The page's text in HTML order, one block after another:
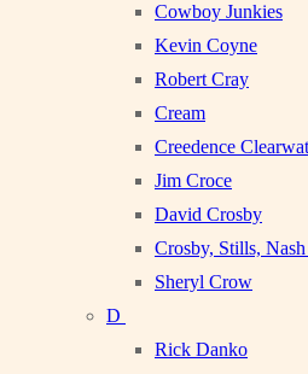
Cowboy Junkies
Kevin Coyne
Robert Cray
Cream
Creedence
Jim Croce
David Crosby
Crosby, Stills,
Sheryl Crow
D
Rick Danko